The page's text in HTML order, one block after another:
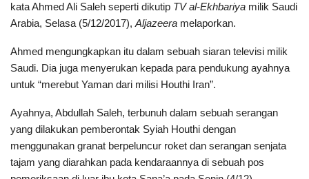
kata Ahmed Ali Saleh seperti dikutip TV al-Ekhbariya milik Saudi
Arabia, Selasa (5/12/2017), Aljazeera melaporkan.
Ahmed mengungkapkan itu dalam sebuah siaran televisi milik
Saudi. Dia juga menyerukan kepada para pendukung ayahnya
untuk “merebut Yaman dari milisi Houthi Iran”.
Ayahnya, Abdullah Saleh, terbunuh dalam sebuah serangan
yang dilakukan pemberontak Syiah Houthi dengan
menggunakan granat berpeluncur roket dan serangan senjata
tajam yang diarahkan pada kendaraannya di sebuah pos